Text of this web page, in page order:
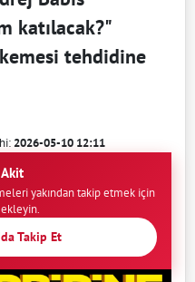
katılacak?"
tehdidine
2026-05-10 12:11
yakından takip etmek için
Takip Et